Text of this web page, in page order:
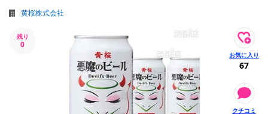
黄桜株式会社
残り
0
67